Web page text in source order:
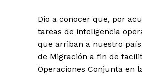
Dio a conocer que, por
tareas de inteligencia
que arriban a nuestro
de Migración a fin de
Operaciones Conjunta en